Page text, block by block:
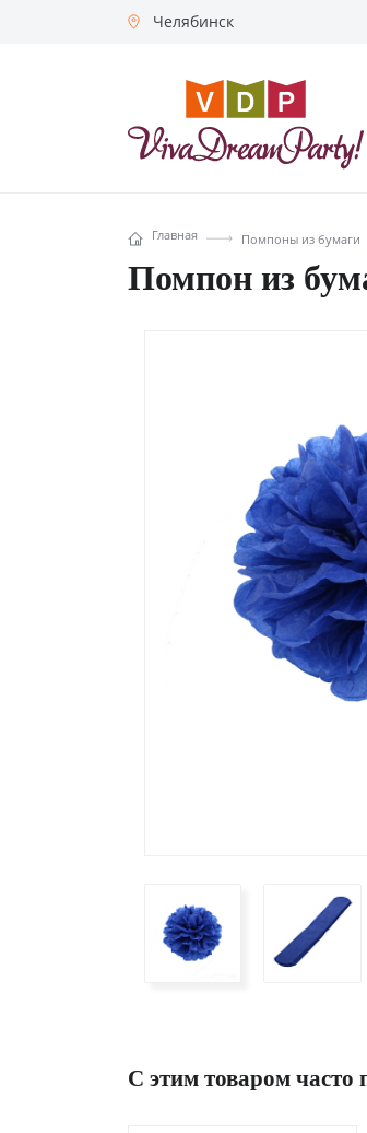
Челябинск
Главная Помпоны из бумаги
Помпон из
С этим товаром часто